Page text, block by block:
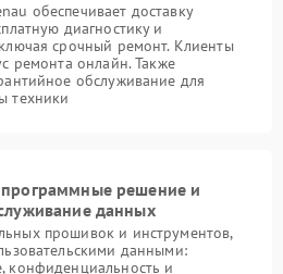
обеспечивает доставку
диагностику и
срочный ремонт. Клиенты
ремонта онлайн. Также
обслуживание для
техники
решение и
данных
прошивок и инструментов,
данными:
конфиденциальность и